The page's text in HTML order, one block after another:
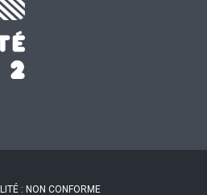
: NON CONFORME